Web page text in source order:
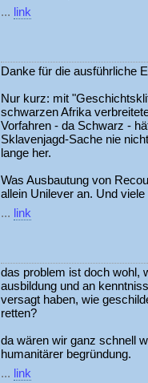
... link
Danke für die ausführliche
Nur kurz: mit
schwarzen Afrika
Vorfahren - da Schwarz -
Sklavenjagd-Sache nie
lange her.
Was Ausbautung von
allein Unilever an. Und viele
... link
das problem ist doch wohl,
ausbildung und an
versagt haben, wie
retten?
da wären wir ganz schnell
humanitärer begründung.
... link